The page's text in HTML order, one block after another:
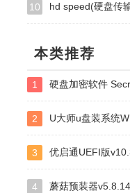
10 hd speed(硬盘传输
本类推荐
1 硬盘加密软件
2 U大师u盘装系统
3 优启通UEFI版
4 蘑菇预装器